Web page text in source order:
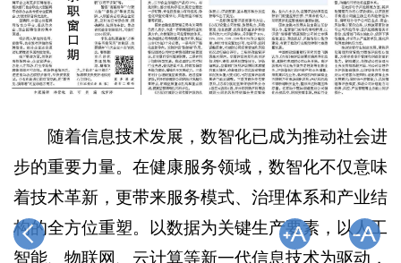
随着信息技术发展，数智化已成为推动社会进
步的重要力量。在健康服务领域，数智化不仅意味
着技术革新，更带来服务模式、治理体系和产业结
构的全方位重塑。以数据为关键生产要素，以人工
智能、物联网、云计算等新一代信息技术为驱动，